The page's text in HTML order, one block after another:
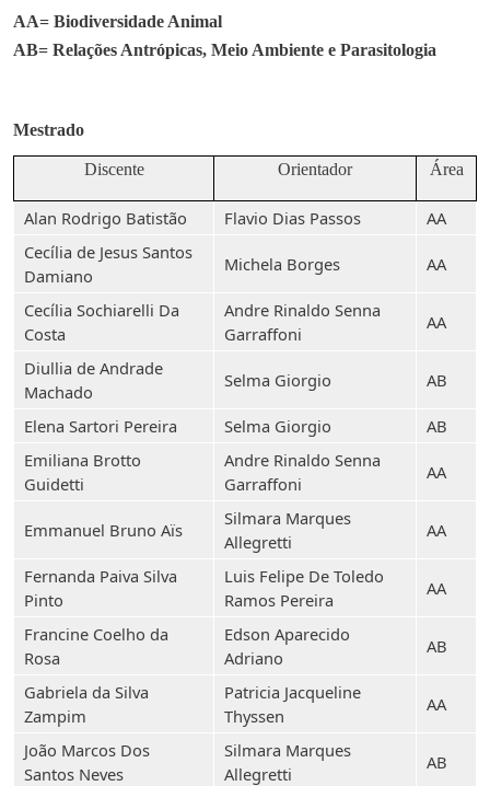
AA= Biodiversidade Animal
AB= Relações Antrópicas, Meio Ambiente e Parasitologia
Mestrado
Discente Orientador Área
Alan Rodrigo Batistão Flavio Dias Passos
AA
Cecília de Jesus Santos
Damiano
Michela Borges AA
Cecília Sochiarelli Da
Costa
Andre Rinaldo Senna
Garraffoni
AA
Diullia de Andrade
Machado
Selma Giorgio AB
Elena Sartori Pereira Selma Giorgio
AB
Emiliana Brotto
Guidetti
Andre Rinaldo Senna
Garraffoni
AA
Emmanuel Bruno Aïs
Silmara Marques
Allegretti
AA
Fernanda Paiva Silva
Pinto
Luis Felipe De Toledo
Ramos Pereira
AA
Francine Coelho da
Rosa
Edson Aparecido
Adriano
AB
Gabriela da Silva
Zampim
Patricia Jacqueline
Thyssen
AA
João Marcos Dos
Santos Neves
Silmara Marques
Allegretti
AB